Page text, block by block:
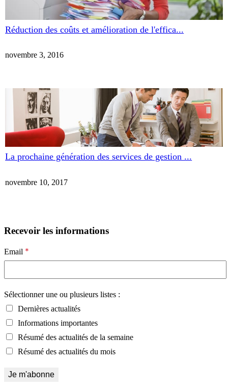
Réduction des coûts et amélioration de l'effica...
novembre 3, 2016
La prochaine génération des services de gestion ...
novembre 10, 2017
Recevoir les informations
Email *
Sélectionner une ou plusieurs listes :
Dernières actualités
Informations importantes
Résumé des actualités de la semaine
Résumé des actualités du mois